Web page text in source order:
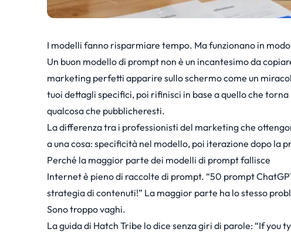
I modelli fanno risparmiare tempo. Ma funzionano in
Un buon modello di prompt non è un incantesimo da
marketing perfetti apparire sullo schermo come un
tuoi dettagli specifici, poi rifinisci in base a quello che
qualcosa che pubblicheresti.
La differenza tra i professionisti del marketing che
a una cosa: specificità nel modello, poi iterazione dopo la
Perché la maggior parte dei modelli di prompt fallisce
Internet è pieno di raccolte di prompt. “50 prompt
strategia di contenuti!” La maggior parte ha lo stesso
Sono troppo vaghi.
La guida di Hatch Tribe lo dice senza giri di parole: “If you